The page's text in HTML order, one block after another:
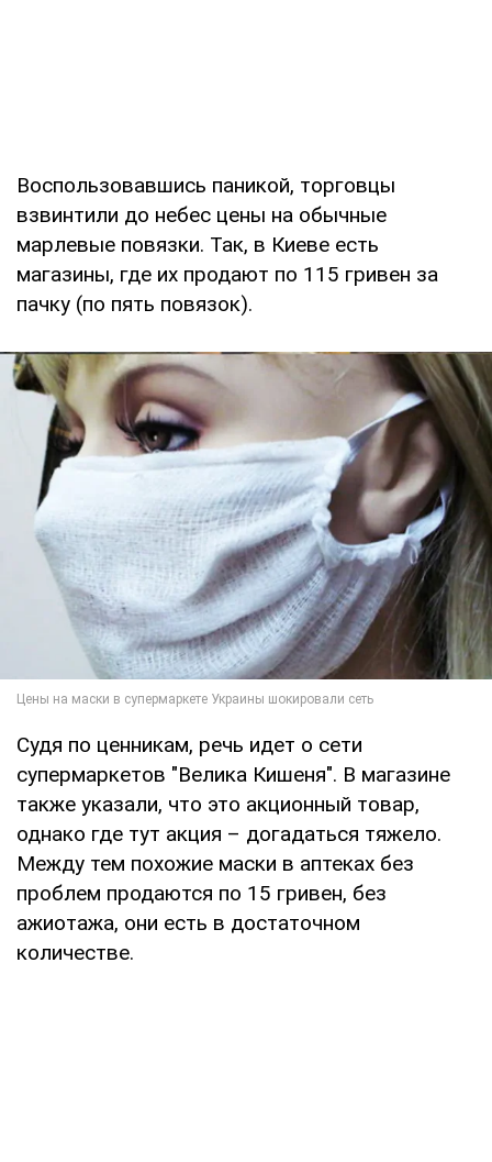
Воспользовавшись паникой, торговцы
взвинтили до небес цены на обычные
марлевые повязки. Так, в Киеве есть
магазины, где их продают по 115 гривен за
пачку (по пять повязок).
Судя по ценникам, речь идет о сети
супермаркетов "Велика Кишеня". В магазине
также указали, что это акционный товар,
однако где тут акция – догадаться тяжело.
Между тем похожие маски в аптеках без
проблем продаются по 15 гривен, без
ажиотажа, они есть в достаточном
количестве.